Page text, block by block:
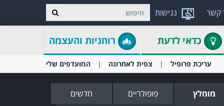
נגישות קשר
כדאי לדעת רוחניות והעצמה
עריכת פרופיל צפית לאחרונה המועדפים שלי
מומלץ פופולריים חדשים